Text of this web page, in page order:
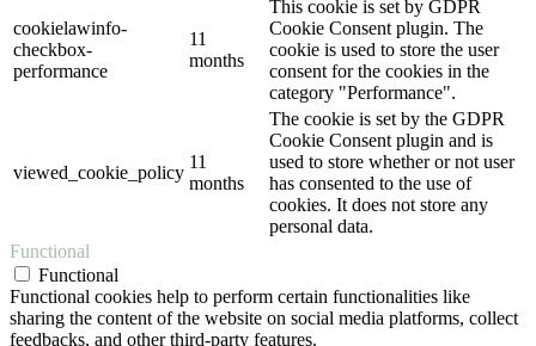
cookielawinfo-
checkbox-
performance
11
months
This cookie is set by GDPR
Cookie Consent plugin. The
cookie is used to store the user
consent for the cookies in the
category "Performance".
viewed_cookie_policy
11
months
The cookie is set by the GDPR
Cookie Consent plugin and is
used to store whether or not user
has consented to the use of
cookies. It does not store any
personal data.
Functional
Functional
Functional cookies help to perform certain functionalities like
sharing the content of the website on social media platforms, collect
feedbacks, and other third-party features.